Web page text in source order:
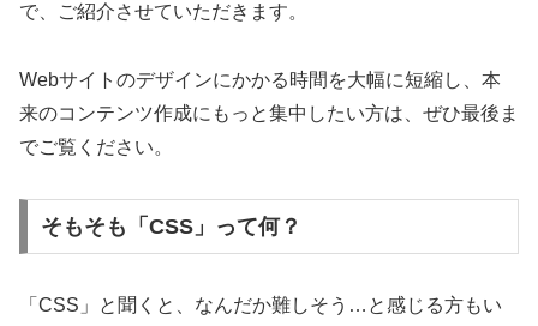
で、ご紹介させていただきます。
Webサイトのデザインにかかる時間を大幅に短縮し、本
来のコンテンツ作成にもっと集中したい方は、ぜひ最後ま
でご覧ください。
そもそも「CSS」って何？
「CSS」と聞くと、なんだか難しそう…と感じる方もい